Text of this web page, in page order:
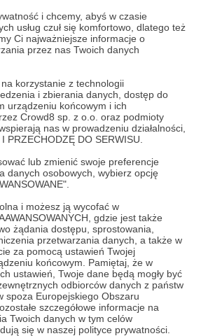
i chcemy, abyś w czasie
usług czuł się komfortowo, dlatego też
Ci najważniejsze informacje o
przez nas Twoich danych
korzystanie z technologii
i zbierania danych, dostęp do
urządzeniu końcowym i ich
Crowd8 sp. z o.o. oraz podmioty
nas w prowadzeniu działalności,
PRZECHODZĘ DO SERWISU.
lub zmienić swoje preferencje
danych osobowych, wybierz opcję
i możesz ją wycofać w
gdzie jest także
żądania dostępu, sprostowania,
przetwarzania danych, a także w
za pomocą ustawień Twojej
końcowym. Pamiętaj, że w
ustawień, Twoje dane będą mogły być
odbiorców danych z państw
spoza Europejskiego Obszaru
szczegółowe informacje na
Twoich danych w tym celów
się w naszej polityce prywatności.
posła? Czy tylko Polska ewakuuje
Izraela? Czym jest norma GAEC2? Jak
Zapraszamy do
podcastu o fake newsach
fragmentem tylko dla Was!
czy nieprawidłowości w komisjach
realnie wpłynąć na wynik wyborów.
medycyna +2